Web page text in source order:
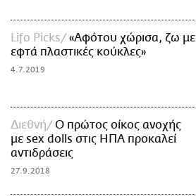
Lifo Picks
«Αφότου χώρισα, ζω με
εφτά πλαστικές κούκλες»
4.7.2019
Διεθνή
Ο πρώτος οίκος ανοχής
με sex dolls στις ΗΠΑ προκαλεί
αντιδράσεις
27.9.2018